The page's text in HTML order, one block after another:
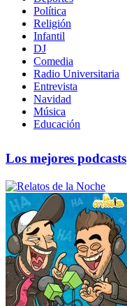
Política
Religión
Infantil
DJ
Comedia
Radio Universitaria
Entrevista
Navidad
Música
Educación
Los mejores podcasts